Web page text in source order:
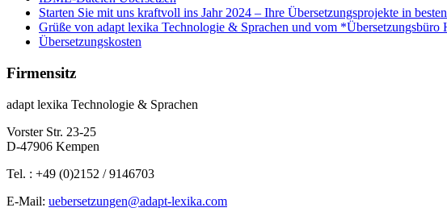
Starten Sie mit uns kraftvoll ins Jahr 2024 – Ihre Übersetzungsprojekte in
Grüße von adapt lexika Technologie & Sprachen und vom *Übersetzungsbüro
Übersetzungskosten
Firmensitz
adapt lexika Technologie & Sprachen
Vorster Str. 23-25
D-47906 Kempen
Tel. : +49 (0)2152 / 9146703
E-Mail: uebersetzungen@adapt-lexika.com